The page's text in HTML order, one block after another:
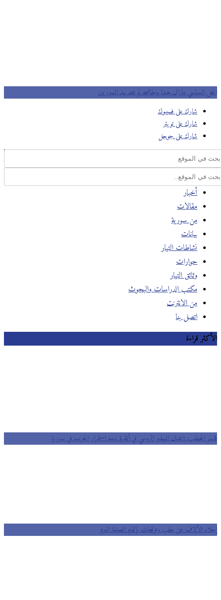
الحل السياسي مازال بعيدا ومفاتيحه لم تعد بيد السوريين
شارك على فسيبوك
شارك على تويتر
شارك على جوجل
أخبار
مقالات
من سورية
بيانات
نشاطات التيار
حوارات
وثائق التيار
مكتب الدراسات والبحوث
من الانترنت
اتصل بنا
الأكثر قراءة
قاسم الخطيب: اغتيال السفير الروسي في أنقرة سببه استمرار الحرب في سوريا
إجلاء الآلاف عن حلب وتوقعات بإتمام العملية اليوم